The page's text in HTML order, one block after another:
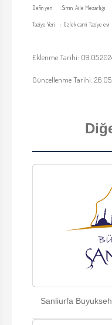
Defin yeri :Sırrın Aile Mezarlığı
Taziye Yeri : Özlek cami Taziye evi
Eklenme Tarihi:
Güncellenme Tarihi:
Sanliurfa